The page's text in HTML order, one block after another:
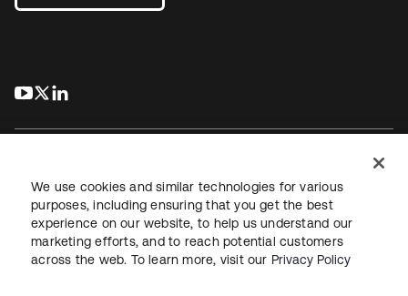
s’ouvre dans un nouvel onglet
s’ouvre dans un nouvel onglet
JuridiquePolitique de confidentialité
Conditions d’utilisation du siteSécuritéPlan du site
Paramètres des cookies
We use cookies and similar technologies for various
purposes, including ensuring that you get the best
experience on our website, to help us understand our
marketing efforts, and to reach potential customers
across the web. To learn more, visit our Privacy Policy